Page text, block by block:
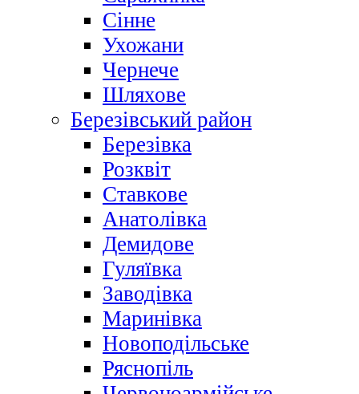
Сінне
Ухожани
Чернече
Шляхове
Березівський район
Березівка
Розквіт
Ставкове
Анатолівка
Демидове
Гуляївка
Заводівка
Маринівка
Новоподільське
Ряснопіль